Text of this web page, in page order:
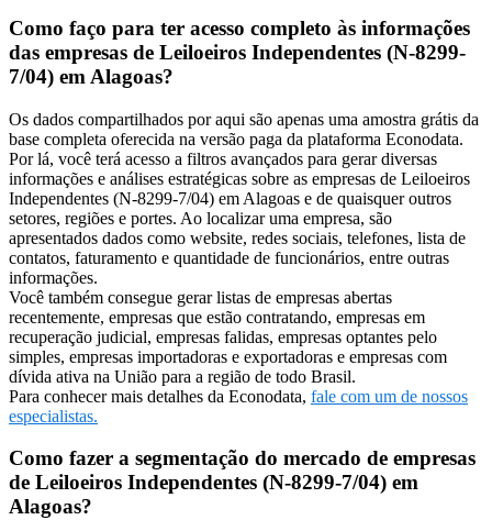
Como faço para ter acesso completo às informações
das empresas de Leiloeiros Independentes (N-8299-
7/04) em Alagoas?
Os dados compartilhados por aqui são apenas uma amostra grátis da
base completa oferecida na versão paga da plataforma Econodata.
Por lá, você terá acesso a filtros avançados para gerar diversas
informações e análises estratégicas sobre as empresas de Leiloeiros
Independentes (N-8299-7/04) em Alagoas e de quaisquer outros
setores, regiões e portes. Ao localizar uma empresa, são
apresentados dados como website, redes sociais, telefones, lista de
contatos, faturamento e quantidade de funcionários, entre outras
informações.
Você também consegue gerar listas de empresas abertas
recentemente, empresas que estão contratando, empresas em
recuperação judicial, empresas falidas, empresas optantes pelo
simples, empresas importadoras e exportadoras e empresas com
dívida ativa na União para a região de todo Brasil.
Para conhecer mais detalhes da Econodata, fale com um de nossos
especialistas.
Como fazer a segmentação do mercado de empresas
de Leiloeiros Independentes (N-8299-7/04) em
Alagoas?